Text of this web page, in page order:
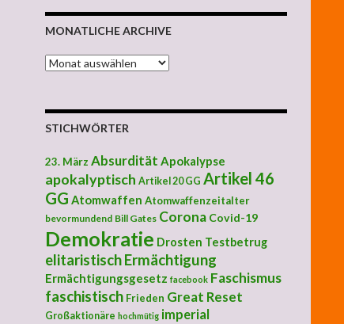
MONATLICHE ARCHIVE
MONATLICHE ARCHIVE
STICHWÖRTER
23. März Absurdität Apokalypse
apokalyptisch Artikel 20 GG Artikel 46
GG Atomwaffen Atomwaffenzeitalter
bevormundend Bill Gates Corona Covid-19
Demokratie Drosten Testbetrug
elitaristischErmächtigung
Ermächtigungsgesetz facebook Faschismus
faschistisch Frieden Great Reset
Großaktionäre hochmütig imperial